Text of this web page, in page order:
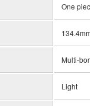
One piece,
134.4mm
Multi-bore
Light